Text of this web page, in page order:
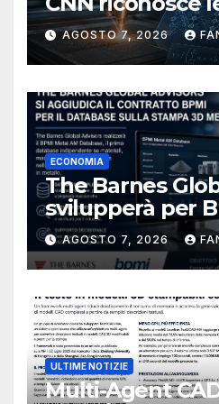
del bagno di
AGOSTO 7, 2026
ECONOMIA
The Barnes
svilupperà per
database per la
metallica
navale
AGOSTO 7, 2026
ULTIME NOTIZIE
Multi-Agent